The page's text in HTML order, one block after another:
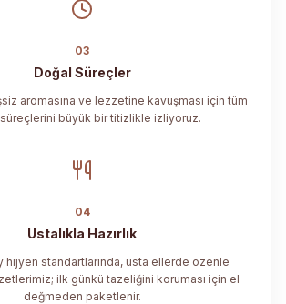
03
Doğal Süreçler
aromasına ve lezzetine kavuşması için tüm
büyük bir titizlikle izliyoruz.
04
Ustalıkla Hazırlık
hijyen standartlarında, usta ellerde özenle
ilk günkü tazeliğini koruması için el
değmeden paketlenir.